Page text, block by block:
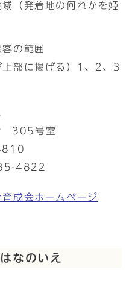
（発着地の何れかを姫
の範囲
上部に掲げる）1、2、3
305号室
4822
成会ホームページ
なのいえ